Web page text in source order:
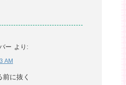
ー より:
AM
に抜く